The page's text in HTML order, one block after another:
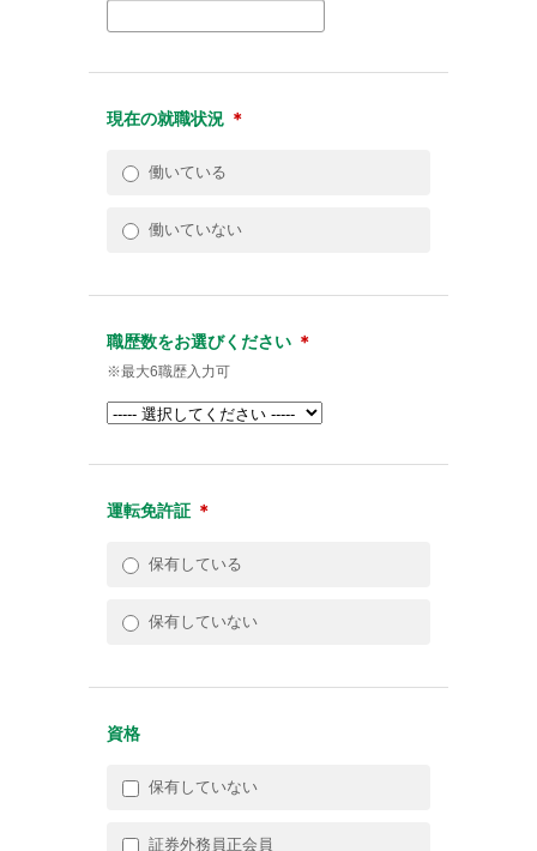
現在の就職状況 ＊
働いている
働いていない
職歴数をお選びください ＊
※最大6職歴入力可
運転免許証 ＊
保有している
保有していない
資格
保有していない
証券外務員正会員